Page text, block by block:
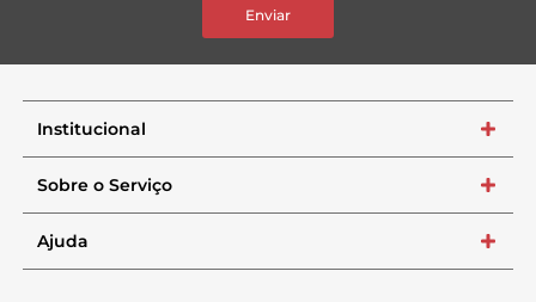
Enviar
Institucional +
Sobre o Serviço +
Ajuda +